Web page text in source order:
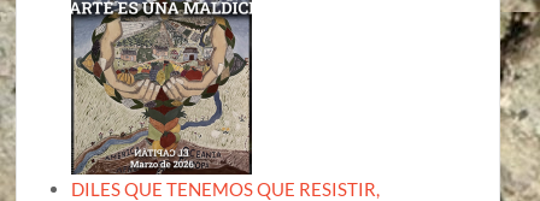
DILES QUE TENEMOS QUE RESISTIR,